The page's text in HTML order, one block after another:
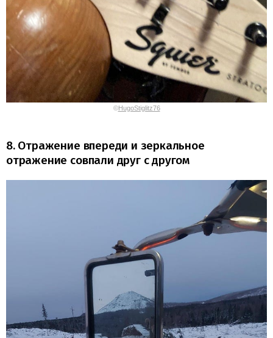
©HugoStiglitz76
8. Отражение впереди и зеркальное
отражение совпали друг с другом